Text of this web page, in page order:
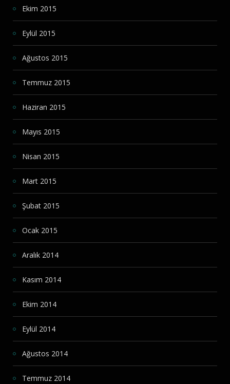
Ekim 2015
Eylül 2015
Ağustos 2015
Temmuz 2015
Haziran 2015
Mayıs 2015
Nisan 2015
Mart 2015
Şubat 2015
Ocak 2015
Aralık 2014
Kasım 2014
Ekim 2014
Eylül 2014
Ağustos 2014
Temmuz 2014